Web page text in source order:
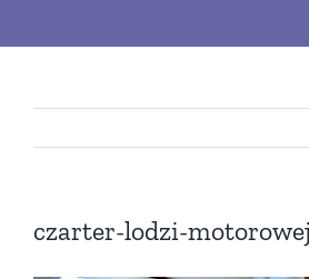
czarter-lodzi-